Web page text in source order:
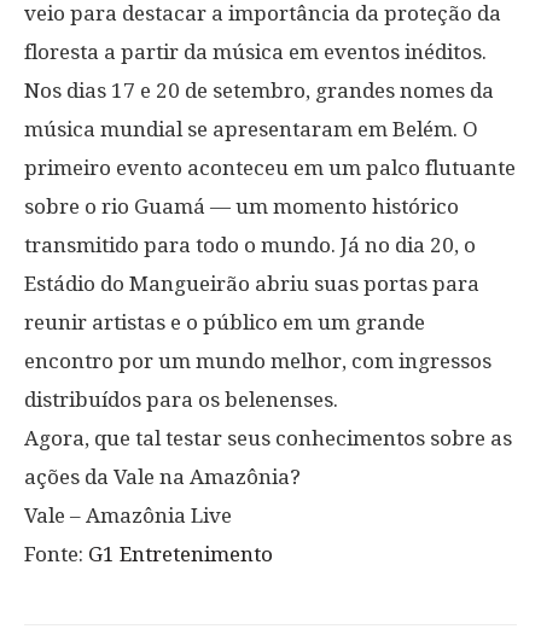
veio para destacar a importância da proteção da
floresta a partir da música em eventos inéditos.
Nos dias 17 e 20 de setembro, grandes nomes da
música mundial se apresentaram em Belém. O
primeiro evento aconteceu em um palco flutuante
sobre o rio Guamá — um momento histórico
transmitido para todo o mundo. Já no dia 20, o
Estádio do Mangueirão abriu suas portas para
reunir artistas e o público em um grande
encontro por um mundo melhor, com ingressos
distribuídos para os belenenses.
Agora, que tal testar seus conhecimentos sobre as
ações da Vale na Amazônia?
Vale – Amazônia Live
Fonte: G1 Entretenimento